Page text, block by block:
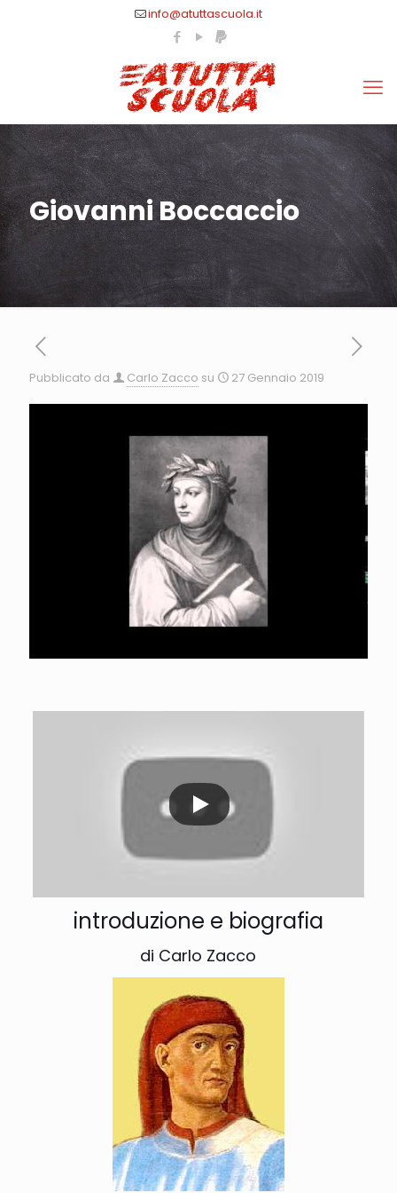
info@atuttascuola.it
Giovanni Boccaccio
Pubblicato da Carlo Zacco su 27 Gennaio 2019
introduzione e biografia
di Carlo Zacco